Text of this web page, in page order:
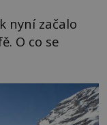
nyní začalo
O co se